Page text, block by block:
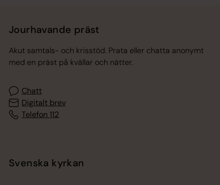
Jourhavande präst
Akut samtals- och krisstöd. Prata eller chatta anonymt
med en präst på kvällar och nätter.
Chatt
Digitalt brev
Telefon 112
Svenska kyrkan